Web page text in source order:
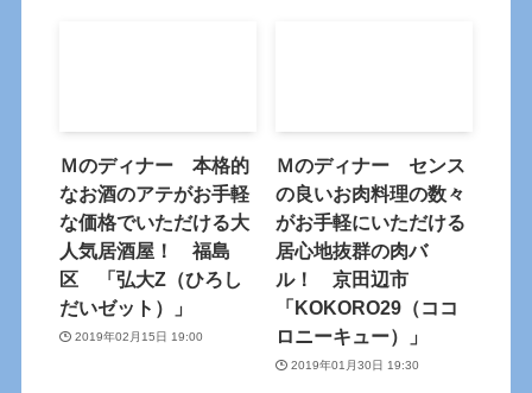
Ｍのディナー 本格的
なお酒のアテがお手軽
な価格でいただける大
人気居酒屋！ 福島
区 「弘大Z（ひろし
だいゼット）」
2019年02月15日 19:00
Ｍのディナー センス
の良いお肉料理の数々
がお手軽にいただける
居心地抜群の肉バ
ル！ 京田辺市
「KOKORO29（ココ
ロニーキュー）」
2019年01月30日 19:30